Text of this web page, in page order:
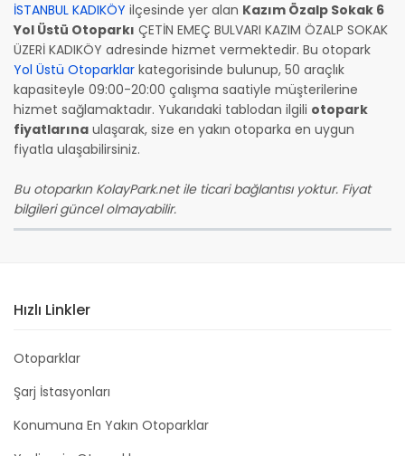
İSTANBUL KADIKÖY ilçesinde yer alan Kazım Özalp Sokak 6
Yol Üstü Otoparkı ÇETİN EMEÇ BULVARI KAZIM ÖZALP SOKAK
ÜZERİ KADIKÖY adresinde hizmet vermektedir. Bu otopark
Yol Üstü Otoparklar kategorisinde bulunup, 50 araçlık
kapasiteyle 09:00-20:00 çalışma saatiyle müşterilerine
hizmet sağlamaktadır. Yukarıdaki tablodan ilgili otopark
fiyatlarına ulaşarak, size en yakın otoparka en uygun
fiyatla ulaşabilirsiniz.
Bu otoparkın KolayPark.net ile ticari bağlantısı yoktur. Fiyat
bilgileri güncel olmayabilir.
Hızlı Linkler
Otoparklar
Şarj İstasyonları
Konumuna En Yakın Otoparklar